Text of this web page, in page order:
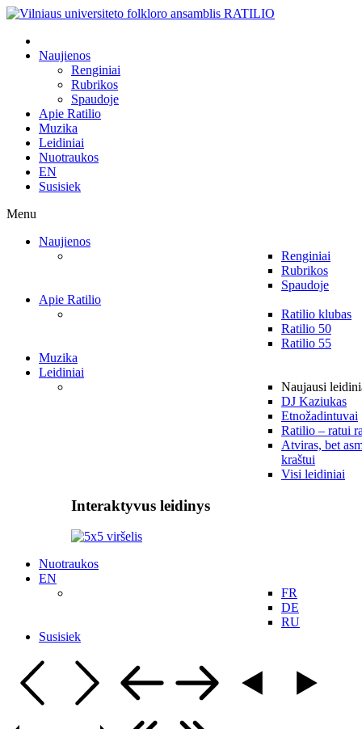
Naujienos
Renginiai
Rubrikos
Spaudoje
Apie Ratilio
Muzika
Leidiniai
Nuotraukos
EN
Susisiek
Menu
Naujienos
Renginiai
Rubrikos
Spaudoje
Apie Ratilio
Ratilio klubas
Ratilio 50
Ratilio 55
Muzika
Leidiniai
Naujausi
DJ Kaziukas
Etnožadintuvai
Ratilio – ratui
Atviras, bet
kraštui
Visi leidiniai
Interaktyvus leidinys
Nuotraukos
EN
FR
DE
RU
Susisiek